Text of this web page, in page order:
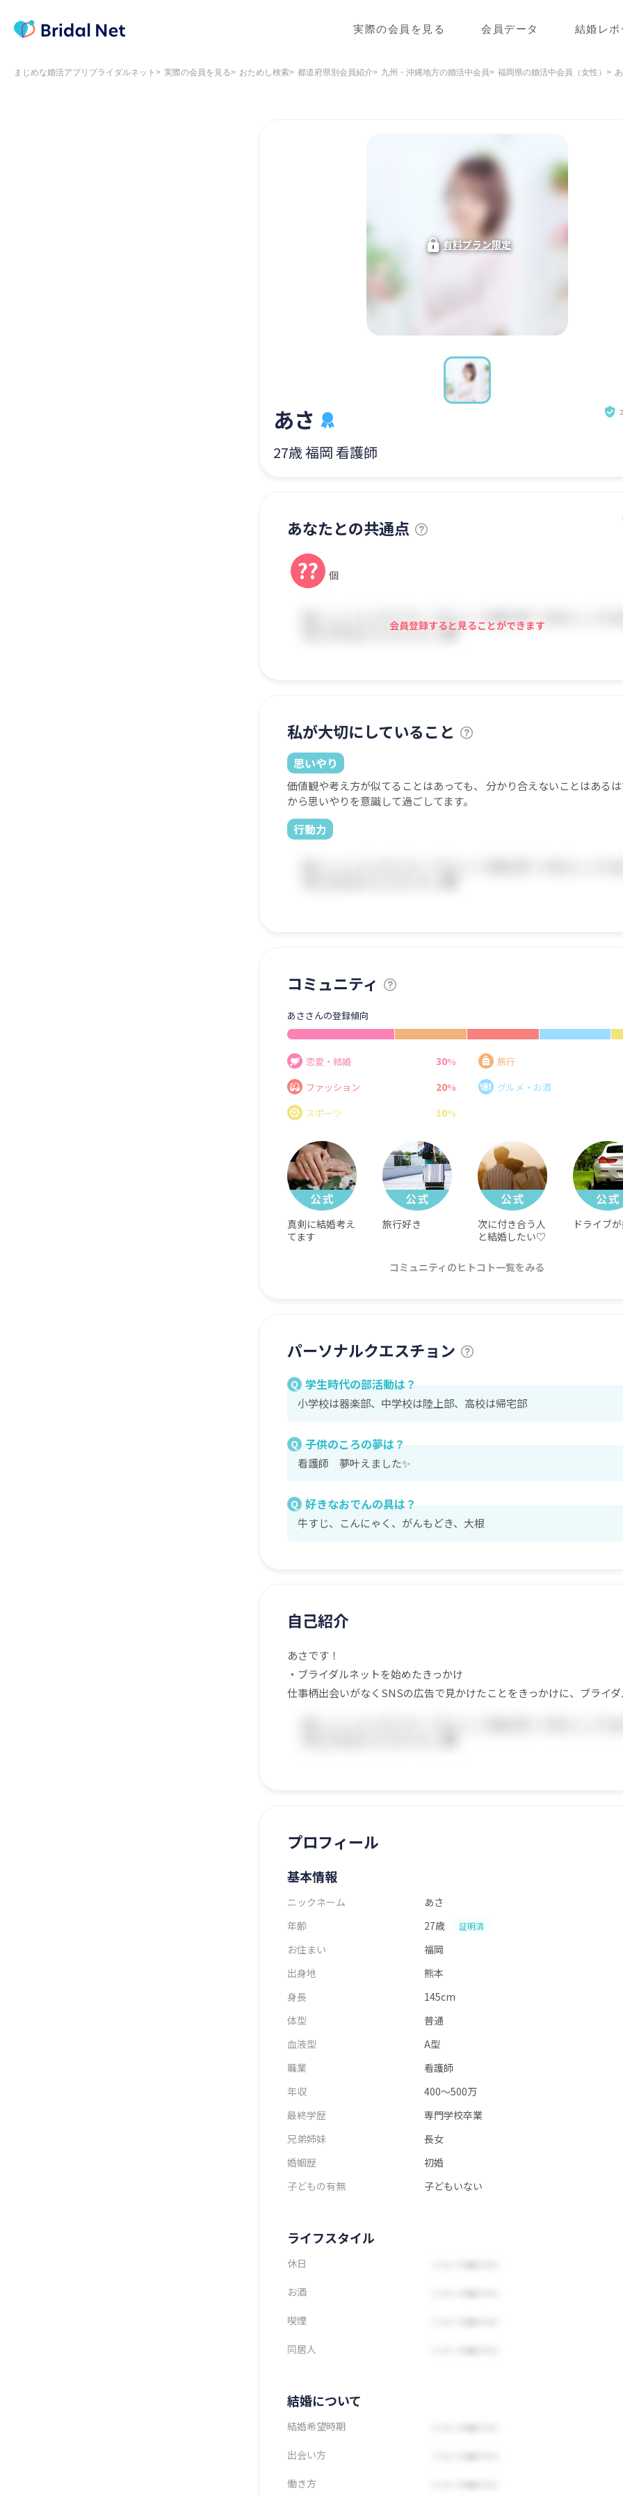
実際の会員を見る 会員データ 結婚レポ
まじめな婚活アプリブライダルネット 実際の会員を見る おためし検索 都道府県別会員紹介 九州・沖縄地方の婚活中会員 福岡県の婚活中会員（女性）
有料プラン限定
あさ
27歳 福岡 看護師
あなたとの共通点
?? 個
会員登録すると見ることができます
私が大切にしていること
思いやり
価値観や考え方が似てることはあっても、 分かり合えないことはある
から思いやりを意識して過ごしてます。
行動力
コミュニティ
あささんの登録傾向
恋愛・結婚 30%
旅行
ファッション
20%
グルメ・お酒
スポーツ
10%
真剣に結婚考え
てます
旅行好き
次に付き合う人
と結婚したい♡
ドライブ
コミュニティのヒトコト一覧をみる
パーソナルクエスチョン
Q 学生時代の部活動は？
小学校は器楽部、中学校は陸上部、高校は帰宅部
Q 子供のころの夢は？
看護師 夢叶えました✨
Q 好きなおでんの具は？
牛すじ、こんにゃく、がんもどき、大根
自己紹介
あさです！
・ブライダルネットを始めたきっかけ
仕事柄出会いがなくSNSの広告で見かけたことをきっかけに、ブライ
プロフィール
基本情報
ニックネーム
あさ
年齢
27歳 証明済
お住まい
福岡
出身地
熊本
身長
145cm
体型
普通
血液型
A型
職業
看護師
年収
400～500万
最終学歴
専門学校卒業
兄弟姉妹
長女
婚姻歴
初婚
子どもの有無
子どもいない
ライフスタイル
休日
お酒
喫煙
同居人
結婚について
結婚希望時期
出会い方
働き方